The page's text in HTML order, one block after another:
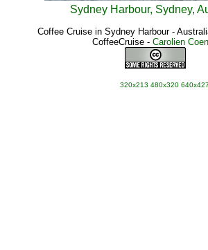
Sydney Harbour, Sydney,
Coffee Cruise in Sydney Harbour -
CoffeeCruise - Carolien
320x213 480x320 640x427